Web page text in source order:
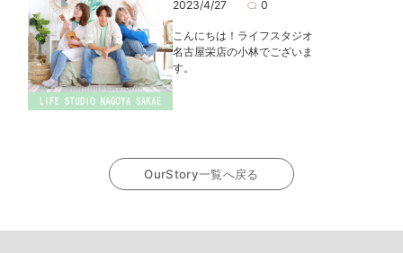
2023/4/27
0
こんにちは！ライフスタジオ
名古屋栄店の小林でございま
す。
OurStory一覧へ戻る